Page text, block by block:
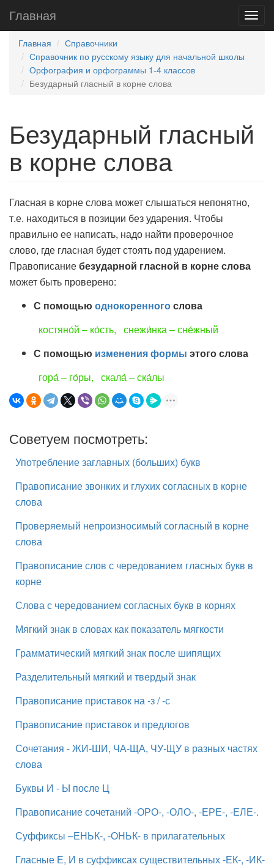
Главная
Главная
Справочники
Справочник по русскому языку для начальной школы
Орфография и орфограммы 1-4 классов
Безударный гласный в корне слова
Безударный гласный
в корне слова
Гласная в корне слова может слышаться непонятно,
т.е. находиться в позиции без ударения. Чтобы
правильно ее написать, надо найти проверочное
слово, где гласная будет стоять под ударением.
Правописаниебезударной гласной в корне слова
может быть проверено:
С помощью однокоренногослова
костяно́й – ко́сть, снежи́нка – сне́жный
С помощью изменения формы этого слова
гора́ – го́ры, скала́ – ска́лы
Советуем посмотреть:
Употребление заглавных (больших) букв
Правописание звонких и глухих согласных в корне
слова
Проверяемый непроизносимый согласный в корне
слова
Правописание слов с чередованием гласных букв в
корне
Слова с чередованием согласных букв в корнях
Мягкий знак в словах как показатель мягкости
Грамматический мягкий знак после шипящих
Разделительный мягкий и твердый знак
Правописание приставок на -з / -с
Правописание приставок и предлогов
Сочетания - ЖИ-ШИ, ЧА-ЩА, ЧУ-ЩУ в разных частях
слова
Буквы И - Ы после Ц
Правописание сочетаний -ОРО-, -ОЛО-, -ЕРЕ-, -ЕЛЕ-.
Суффиксы –ЕНЬК-, -ОНЬК- в прилагательных
Гласные Е, И в суффиксах существительных -ЕК-, -ИК-